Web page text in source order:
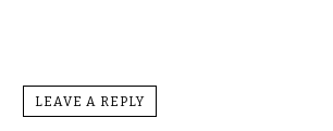
LEAVE A REPLY